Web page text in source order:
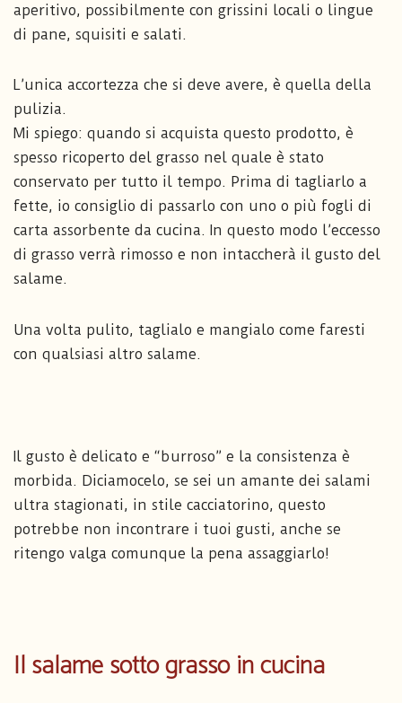
aperitivo, possibilmente con grissini locali o lingue
di pane, squisiti e salati.
L’unica accortezza che si deve avere, è quella della
pulizia.
Mi spiego: quando si acquista questo prodotto, è
spesso ricoperto del grasso nel quale è stato
conservato per tutto il tempo. Prima di tagliarlo a
fette, io consiglio di passarlo con uno o più fogli di
carta assorbente da cucina. In questo modo l’eccesso
di grasso verrà rimosso e non intaccherà il gusto del
salame.
Una volta pulito, taglialo e mangialo come faresti
con qualsiasi altro salame.
Il gusto è delicato e “burroso” e la consistenza è
morbida. Diciamocelo, se sei un amante dei salami
ultra stagionati, in stile cacciatorino, questo
potrebbe non incontrare i tuoi gusti, anche se
ritengo valga comunque la pena assaggiarlo!
Il salame sotto grasso in cucina